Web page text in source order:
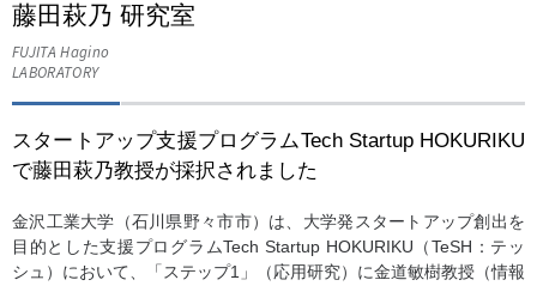
藤田萩乃 研究室
FUJITA Hagino
LABORATORY
スタートアップ支援プログラムTech Startup HOKURIKU
で藤田萩乃教授が採択されました
金沢工業大学（石川県野々市市）は、大学発スタートアップ創出を
目的とした支援プログラムTech Startup HOKURIKU（TeSH：テッ
シュ）において、「ステップ1」（応用研究）に金道敏樹教授（情報